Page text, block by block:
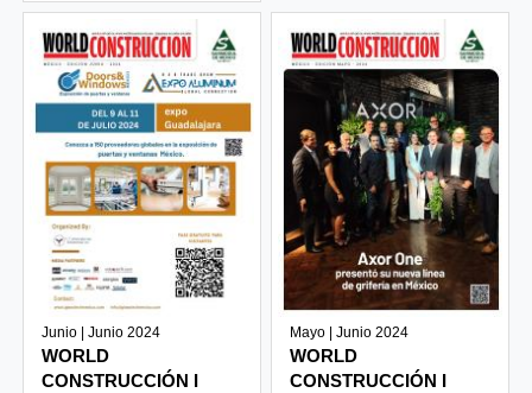
Junio | Junio 2024
WORLD
CONSTRUCCIÓN I
Mayo | Junio 2024
WORLD
CONSTRUCCIÓN I